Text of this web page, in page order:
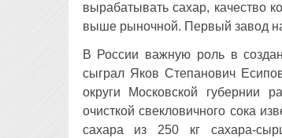
вырабатывать сахар, качество
выше рыночной. Первый завод
В России важную роль в
сыграл Яков Степанович
округи Московской губернии
очисткой свекловичного сока
сахара из 250 кг сахара-